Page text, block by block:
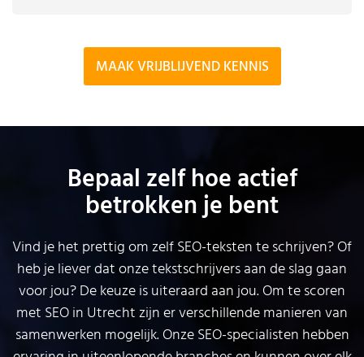
MAAK VRIJBLIJVEND KENNIS
Bepaal zelf hoe actief
betrokken je bent
Vind je het prettig om zelf SEO-teksten te schrijven? Of
heb je liever dat onze tekstschrijvers aan de slag gaan
voor jou? De keuze is uiteraard aan jou. Om te scoren
met SEO in Utrecht zijn er verschillende manieren van
samenwerken mogelijk. Onze SEO-specialisten hebben